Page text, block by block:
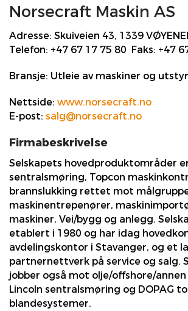
Norsecraft Maskin AS
Adresse: Skuiveien 43, 1339
Telefon: +47 67 17 75 80 Faks: +47
Bransje: Utleie av maskiner og utstyr
Nettside: www.norsecraft.no
E-post: salg@norsecraft.no
Firmabeskrivelse
Selskapets hovedproduktområder
sentralsmøring, Topcon
brannslukking rettet mot
maskinentrepenører,
maskiner, Vei/bygg og anlegg.
etablert i 1980 og har idag
avdelingskontor i Stavanger, og et
partnernettverk på service og salg.
jobber også mot olje/offshore/
Lincoln sentralsmøring og DOPAG
blandesystemer.